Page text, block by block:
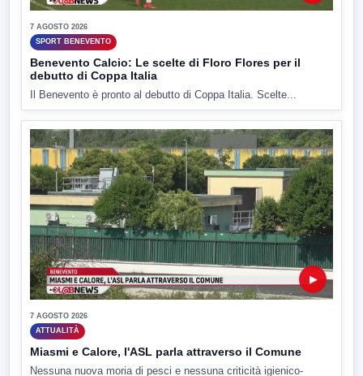
7 AGOSTO 2026
SPORT BENEVENTO
Benevento Calcio: Le scelte di Floro Flores per il
debutto di Coppa Italia
Il Benevento è pronto al debutto di Coppa Italia. Scelte...
▶
7 AGOSTO 2026
ATTUALITÀ
Miasmi e Calore, l'ASL parla attraverso il Comune
Nessuna nuova moria di pesci e nessuna criticità igienico-